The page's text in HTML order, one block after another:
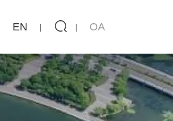
EN OA